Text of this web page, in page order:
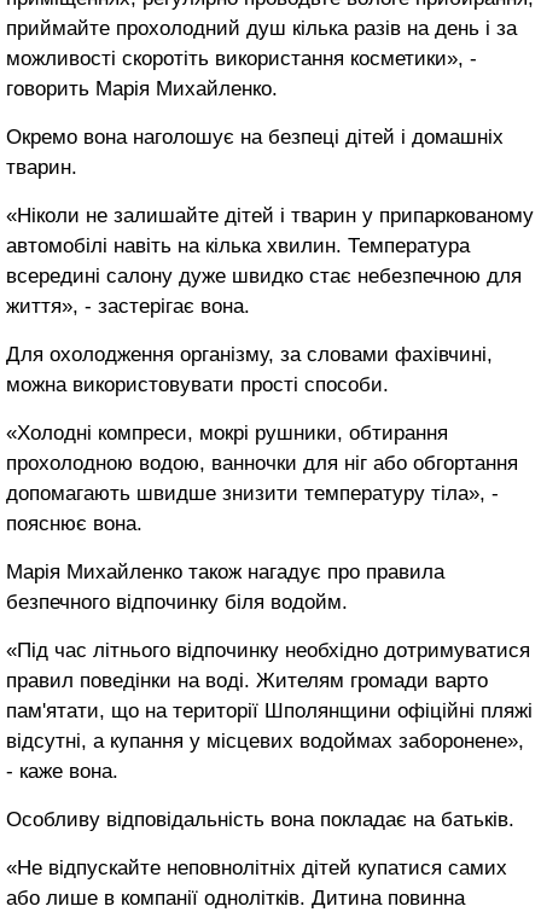
приймайте прохолодний душ кілька разів на день і за
можливості скоротіть використання косметики», -
говорить Марія Михайленко.
Окремо вона наголошує на безпеці дітей і домашніх
тварин.
«Ніколи не залишайте дітей і тварин у припаркованому
автомобілі навіть на кілька хвилин. Температура
всередині салону дуже швидко стає небезпечною для
життя», - застерігає вона.
Для охолодження організму, за словами фахівчині,
можна використовувати прості способи.
«Холодні компреси, мокрі рушники, обтирання
прохолодною водою, ванночки для ніг або обгортання
допомагають швидше знизити температуру тіла», -
пояснює вона.
Марія Михайленко також нагадує про правила
безпечного відпочинку біля водойм.
«Під час літнього відпочинку необхідно дотримуватися
правил поведінки на воді. Жителям громади варто
пам'ятати, що на території Шполянщини офіційні пляжі
відсутні, а купання у місцевих водоймах заборонене»,
- каже вона.
Особливу відповідальність вона покладає на батьків.
«Не відпускайте неповнолітніх дітей купатися самих
або лише в компанії однолітків. Дитина повинна